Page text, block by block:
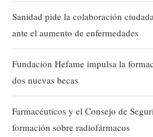
Sanidad pide la colaboración
ante el aumento de enfermedades
Fundación Hefame impulsa la
dos nuevas becas
Farmacéuticos y el Consejo de
formación sobre radiofármacos